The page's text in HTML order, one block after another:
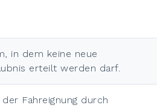
in dem keine neue
erteilt werden darf.
der Fahreignung durch